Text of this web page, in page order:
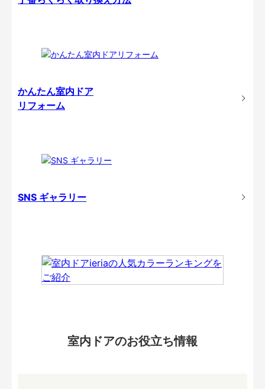
かんたん室内ドア
リフォーム
SNS ギャラリー
室内ドアのお役立ち情報